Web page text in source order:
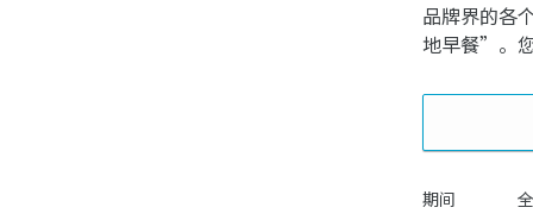
品牌界的各
地早餐”。
期间